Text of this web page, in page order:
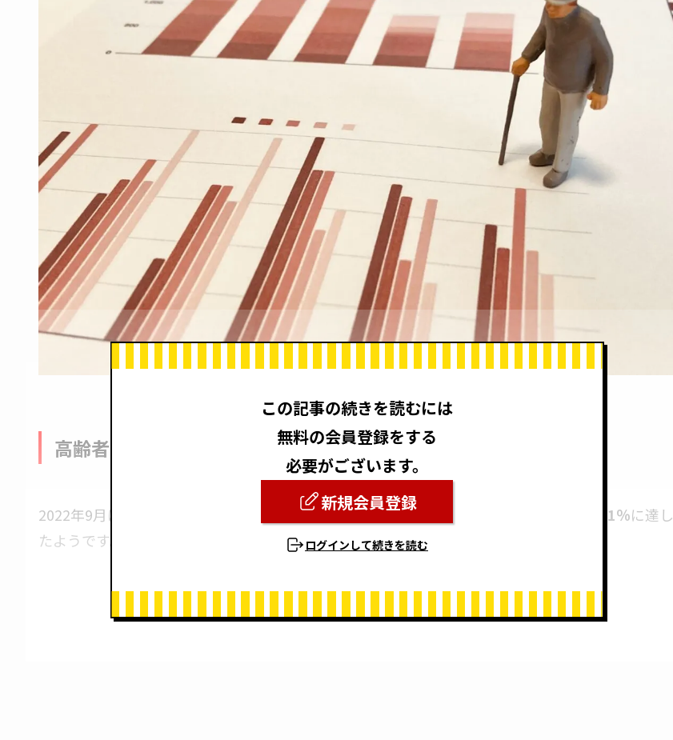
高齢者単身世帯数の推移
2022年9月に総務省が実施した調査では、65歳以上の高齢者が総人口に占める割合が29.1％に達し
たようです。
この記事の続きを読むには
無料の会員登録をする
必要がございます。
新規会員登録
ログインして続きを読む